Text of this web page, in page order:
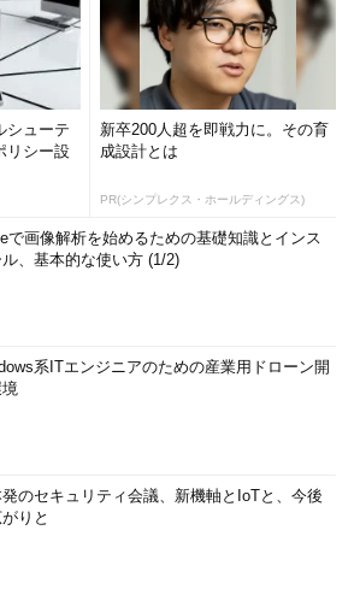
シューテ
リシー設
新卒200人超を即戦力に。その育
成設計とは
PR(シンプレクス・ホールディングス)
で画像解析を始めるための基礎知識とインス
ル、基本的な使い方 (1/2)
系ITエンジニアのための産業用ドローン開
発のセキュリティ会議、新機軸とIoTと、今後
りと